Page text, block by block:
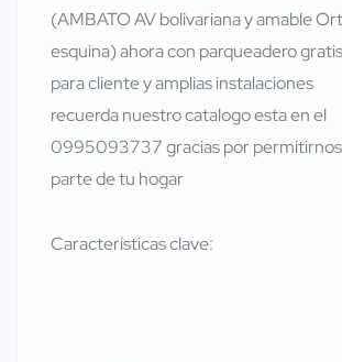
(AMBATO AV bolivariana y amable
esquina) ahora con parqueadero gratis
para cliente y amplias instalaciones
recuerda nuestro catalogo esta en el
0995093737 gracias por
parte de tu hogar
Características clave: